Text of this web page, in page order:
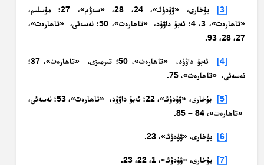
[3]
بۇخارى، «ۋۇدۇئـ»، 24، 28، «سەۋم»، 27؛ مۇسلىم،
«تاھارەت»، 3، 4؛ ئەبۇ داۋۇد، «تاھارەت»، 50؛ نەسەئى، «تاھارەت»،
27، 28، 93.
[4]
ئەبۇ داۋۇد، «تاھارەت»، 50؛ تىرمىزى، «تاھارەت»، 37؛
نەسەئى، «تاھارەت»، 75.
[5]
بۇخارى، «ۋۇدۇئـ»، 22؛ ئەبۇ داۋۇد، «تاھارەت»، 53؛ نەسەئى،
«تاھارەت»، 84 – 85.
[6] بۇخارى، «ۋۇدۇئـ»، 23.
[7] بۇخارى، «ۋۇدۇئـ»، 1، 22، 23.